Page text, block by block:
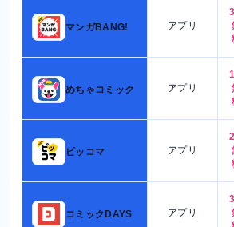
マンガBANG! アプリ
めちゃコミック アプリ
ピッコマ アプリ
コミックDAYS アプリ